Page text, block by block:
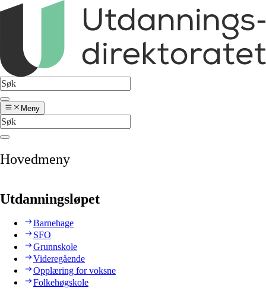
Meny
Hovedmeny
Utdanningsløpet
Barnehage
SFO
Grunnskole
Videregående
Opplæring for voksne
Folkehøgskole